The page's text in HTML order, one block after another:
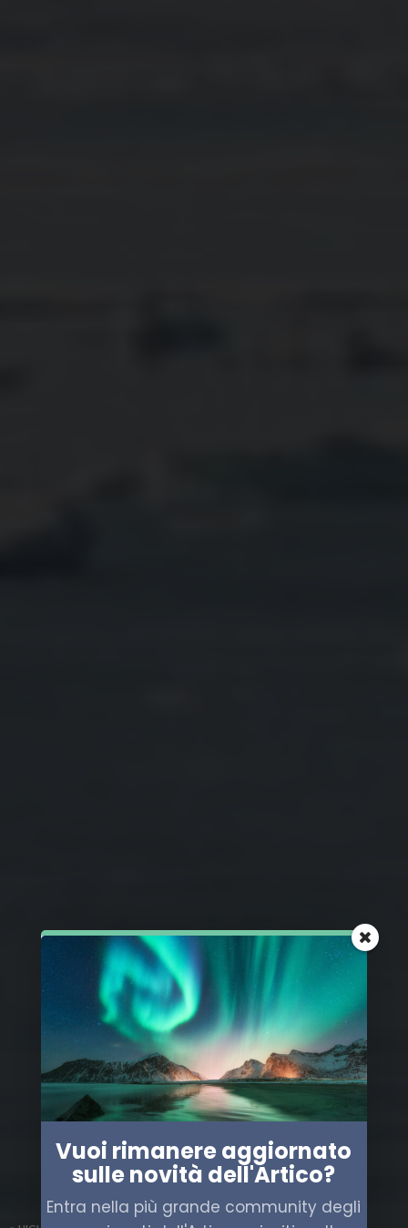
Vuoi rimanere aggiornato
sulle novità dell'Artico?
Entra nella più grande community degli